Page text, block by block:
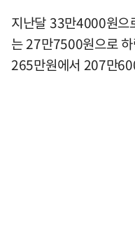
지난달 33만4000원으
는 27만7500원으로
265만원에서 207만